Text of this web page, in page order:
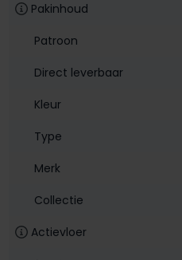
Pakinhoud
Patroon
Direct leverbaar
Kleur
Type
Merk
Collectie
Actievloer